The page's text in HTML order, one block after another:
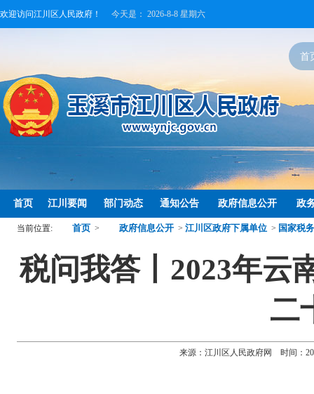
欢迎访问江川区人民政府！ 今天是： 2026-8-8 星期六
首
首页 江川要闻 部门动态 通知公告 政府信息公开 政
当前位置: 首页 > 政府信息公开 > 江川区政府下属单位 > 国家税
税问我答丨2023年云
二
来源：江川区人民政府网 时间：